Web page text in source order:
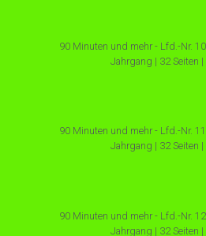
90 Minuten und mehr - Lfd.-Nr.
Jahrgang | 32 Seiten
90 Minuten und mehr - Lfd.-Nr.
Jahrgang | 32 Seiten
90 Minuten und mehr - Lfd.-Nr.
Jahrgang | 32 Seiten